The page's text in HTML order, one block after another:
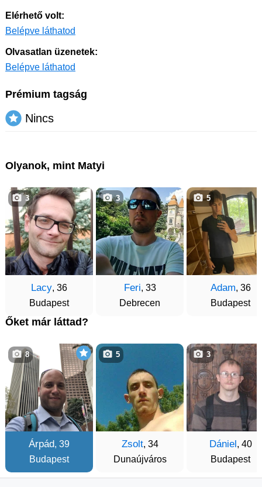
Elérhető volt:
Belépve láthatod
Olvasatlan üzenetek:
Belépve láthatod
Prémium tagság
Nincs
Olyanok, mint Matyi
Lacy, 36
Budapest
3
Feri, 33
Debrecen
3
Adam, 36
Budapest
5
Őket már láttad?
Árpád, 39
Budapest
8
Zsolt, 34
Dunaújváros
5
Dániel, 40
Budapest
3